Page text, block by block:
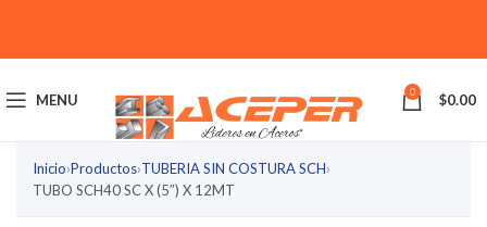
MENU 0 $0.00
Inicio›Productos›TUBERIA SIN COSTURA SCH›
TUBO SCH40 SC X (5″) X 12MT